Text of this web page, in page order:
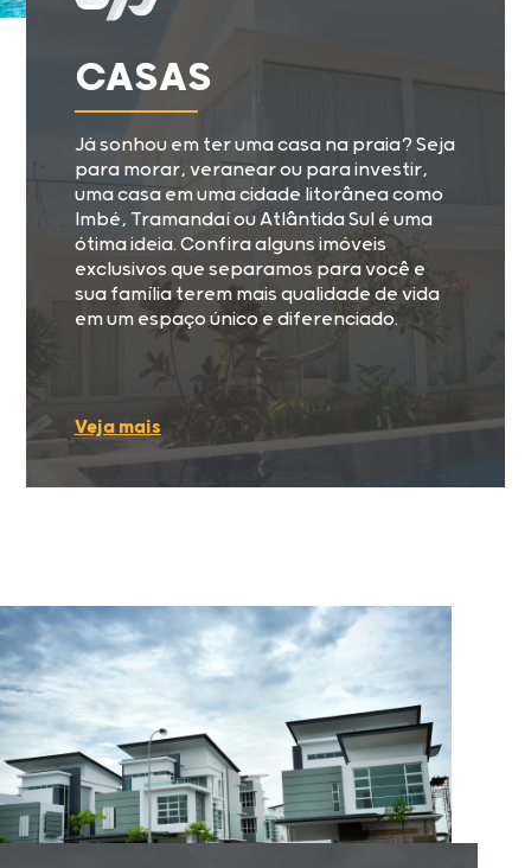
CASAS
Já sonhou em ter uma casa na praia? Seja
para morar, veranear ou para investir,
uma casa em uma cidade litorânea como
Imbé, Tramandaí ou Atlântida Sul é uma
ótima ideia. Confira alguns imóveis
exclusivos que separamos para você e
sua família terem mais qualidade de vida
em um espaço único e diferenciado.
Veja mais